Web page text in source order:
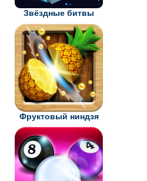
Звёздные битвы
Фруктовый ниндзя